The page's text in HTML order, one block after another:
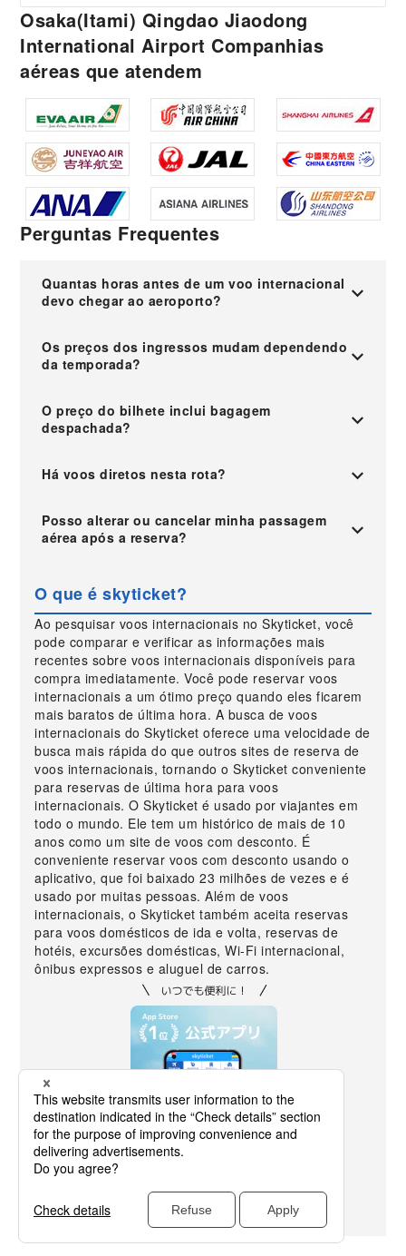
Osaka(Itami) Qingdao Jiaodong
International Airport Companhias
aéreas que atendem
Perguntas Frequentes
Quantas horas antes de um voo internacional
devo chegar ao aeroporto?
Os preços dos ingressos mudam dependendo
da temporada?
O preço do bilhete inclui bagagem
despachada?
Há voos diretos nesta rota?
Posso alterar ou cancelar minha passagem
aérea após a reserva?
O que é skyticket?
Ao pesquisar voos internacionais no Skyticket, você
pode comparar e verificar as informações mais
recentes sobre voos internacionais disponíveis para
compra imediatamente. Você pode reservar voos
internacionais a um ótimo preço quando eles ficarem
mais baratos de última hora. A busca de voos
internacionais do Skyticket oferece uma velocidade de
busca mais rápida do que outros sites de reserva de
voos internacionais, tornando o Skyticket conveniente
para reservas de última hora para voos
internacionais. O Skyticket é usado por viajantes em
todo o mundo. Ele tem um histórico de mais de 10
anos como um site de voos com desconto. É
conveniente reservar voos com desconto usando o
aplicativo, que foi baixado 23 milhões de vezes e é
usado por muitas pessoas. Além de voos
internacionais, o Skyticket também aceita reservas
para voos domésticos de ida e volta, reservas de
hotéis, excursões domésticas, Wi-Fi internacional,
ônibus expressos e aluguel de carros.